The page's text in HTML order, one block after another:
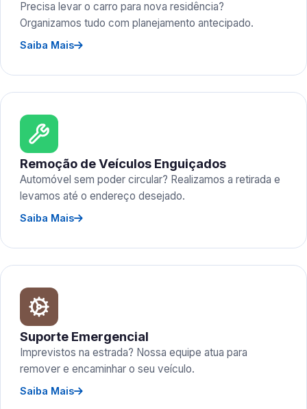
Precisa levar o carro para nova residência?
Organizamos tudo com planejamento antecipado.
Saiba Mais
Remoção de Veículos Enguiçados
Automóvel sem poder circular? Realizamos a retirada e
levamos até o endereço desejado.
Saiba Mais
Suporte Emergencial
Imprevistos na estrada? Nossa equipe atua para
remover e encaminhar o seu veículo.
Saiba Mais